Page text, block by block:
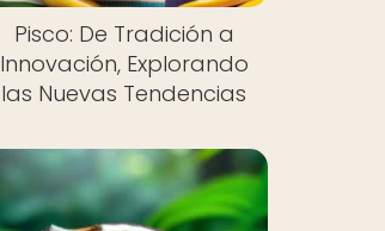
Pisco: De Tradición a
Innovación, Explorando
las Nuevas Tendencias